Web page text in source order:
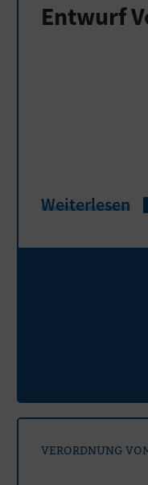
Entwurf
Weiterlesen
VERORDNUNG